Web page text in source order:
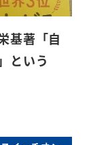
基著「自
という